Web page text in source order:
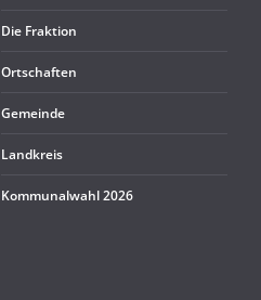
Die Frak­tion
Ort­schaf­ten
Gemeinde
Land­kreis
Kom­mu­nal­wahl 2026